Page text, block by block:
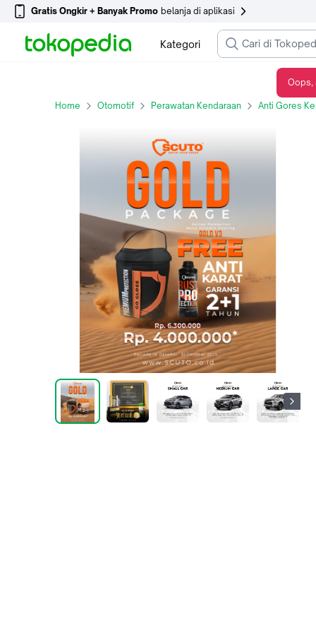
Gratis Ongkir + Banyak Promo belanja di aplikasi
Kategori
Home Otomotif Perawatan Kendaraan Anti Gores
Oops,